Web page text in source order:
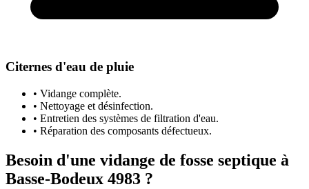
Citernes d'eau de pluie
• Vidange complète.
• Nettoyage et désinfection.
• Entretien des systèmes de filtration d'eau.
• Réparation des composants défectueux.
Besoin d'une vidange de fosse septique à
Basse-Bodeux 4983 ?